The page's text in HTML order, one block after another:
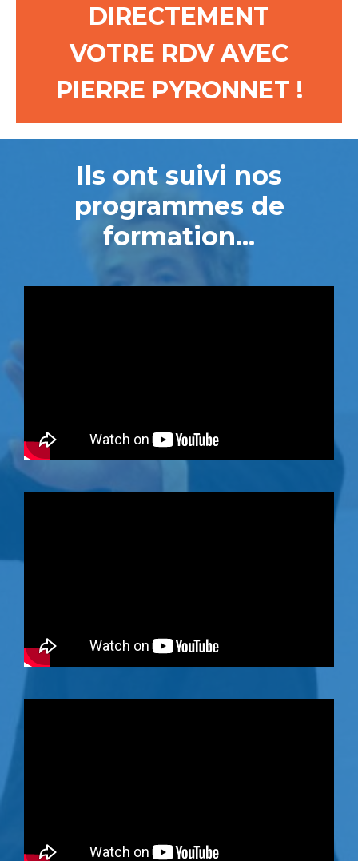
DIRECTEMENT
VOTRE RDV AVEC
PIERRE PYRONNET !
Ils ont suivi nos
programmes de
formation...